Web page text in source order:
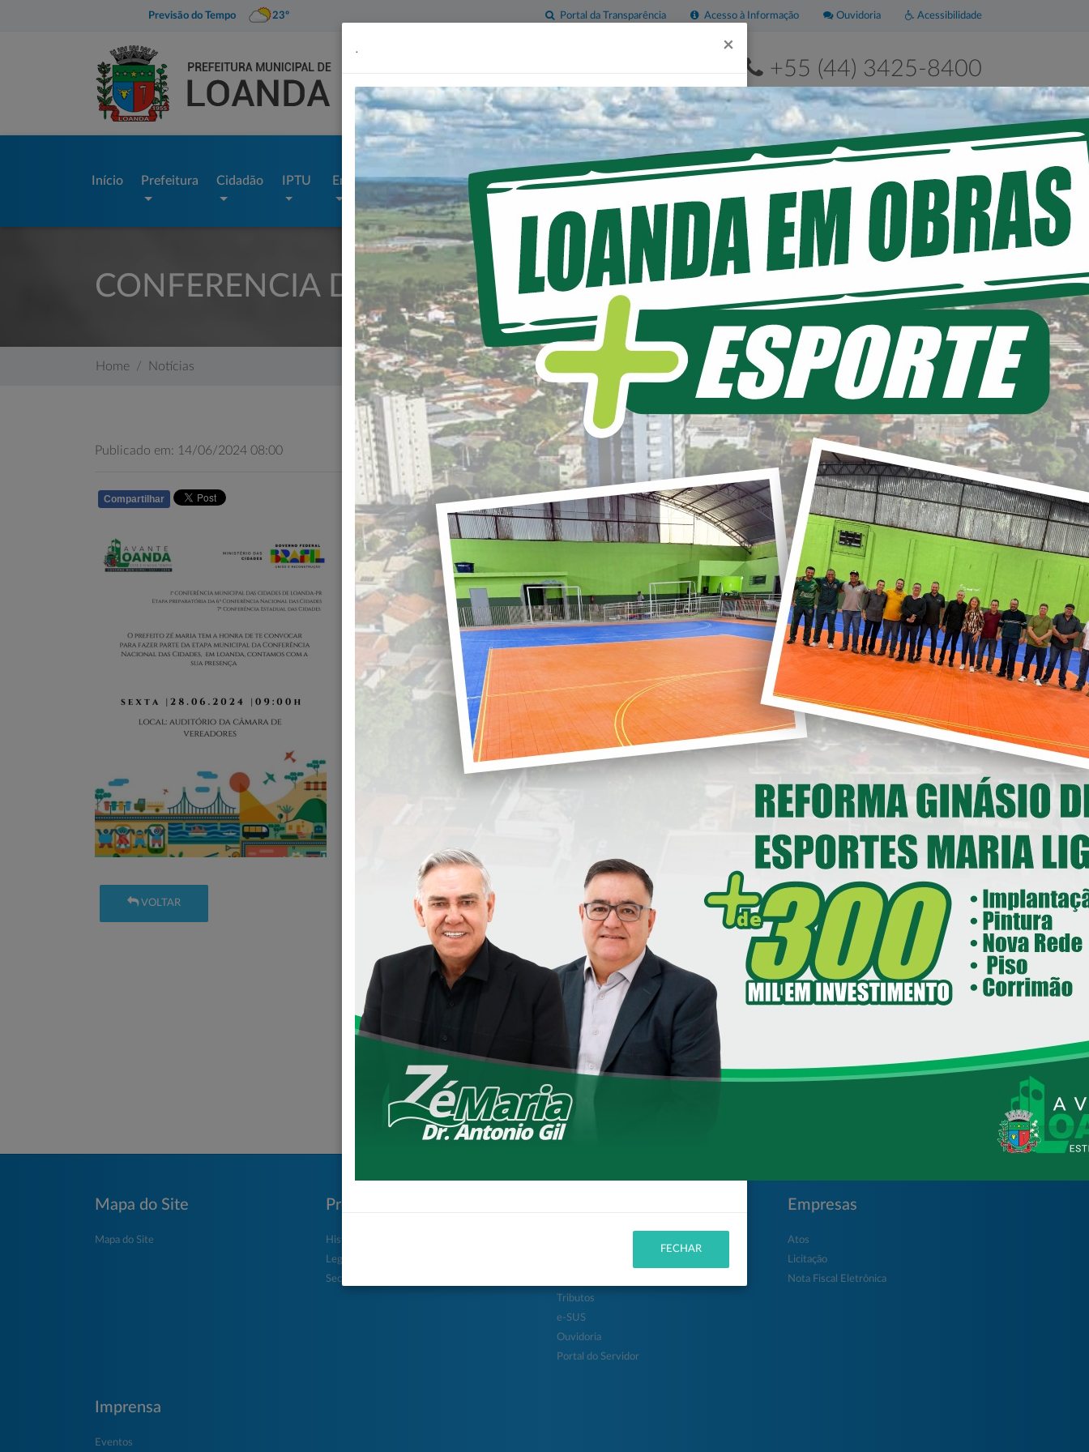
Previsão do Tempo 23º Acessibilidade
Ouvidoria
Acesso à Informação
Portal da Transparência
+55 (44) 3425-8400
2ª a 6ª de 8h às 11h30 e das 13h às 17h30
Início Prefeitura Cidadão IPTU Empresas Imprensa Servidor Contatos
Sala do
Empreendedor
Municipais
Portal da
Transparência
CONFERENCIA DAS CIDADES
Home Notícias
Publicado em: 14/06/2024 08:00
Compartilhar
convite conferencia das cidades
VOLTAR
LEIA MAIS
11/06/2026 20:00
Secretaria de Planejamento – SEPL
Pavimentação da Estrada do Baú
avança com mais 3,6 km de asfalto
rural
22/05/2026 19:00
Gabinete do Prefeito – GPRE
Deputado Federal Toninho
Wandscheer cumpre agenda
institucional em Loanda
14/05/2026 08:00
Secretaria de Esportes e Lazer - SEEL
reforma do Ginásio de Esportes
Maria Ligiane
11/05/2026 08:00
Secretaria de Indústria, Comércio - SEIC
Distrito Industrial de Loanda avança e
entra em fase final de implantação
Loanda avança na habitação com o
Residencial Esperança
. ×
FECHAR
Mapa do Site
Mapa do Site
Prefeitura
História da Cidade
Legislação
Secretarias
Tributos
e-SUS
Ouvidoria
Portal do Servidor
Empresas
Atos
Licitação
Nota Fiscal Eletrônica
Imprensa
Eventos